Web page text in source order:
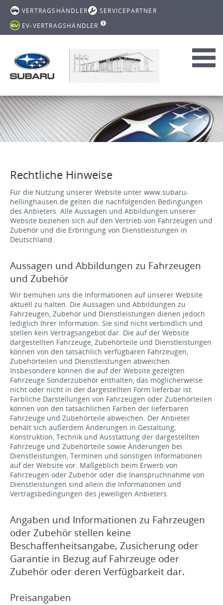
VERTRAGSHÄNDLER
SERVICEPARTNER
EV-VERTRAGSHÄNDLER
Rechtliche Hinweise
Für die Nutzung unserer Website unter www.subaru-
hellinghausen.de gelten die nachfolgenden Bedingungen
des Anbieters. Alle Aussagen und Abbildungen unserer
Website beziehen sich auf den Vertrieb von Fahrzeugen und
Zubehör und die Erbringung von Dienstleistungen in
Deutschland.
Aussagen und Abbildungen zu Fahrzeugen
und Zubehör
Wir bemühen uns die Informationen auf unserer Website
aktuell zu halten. Die Aussagen und Abbildungen zu
Fahrzeugen, Zubehör und Dienstleistungen dienen jedoch
lediglich Ihrer Information. Sie sind nicht verbindlich und
stellen kein Vertragsangebot dar. Die auf der Website
dargestellten Fahrzeuge, Zubehörteile und Dienstleistungen
können von den tatsächlich verfügbaren Fahrzeugen,
Zubehörteilen und Dienstleistungen abweichen.
Insbesondere können die auf der Website gezeigten
Fahrzeuge Sonderzubehör enthalten, das möglicherweise
nicht oder nicht in der dargestellten Form lieferbar ist.
Farbliche Darstellungen von Fahrzeugen oder Zubehörteilen
können von den tatsächlichen Farben der lieferbaren
Fahrzeuge und Zubehörteile abweichen. Der Anbieter
behält sich außerdem Änderungen in Gestaltung,
Konstruktion, Technik und Ausstattung der dargestellten
Fahrzeuge und Zubehörteile sowie Änderungen bei
Dienstleistungen, Terminen und sonstigen Informationen
auf der Website vor. Maßgeblich beim Erwerb von
Fahrzeugen oder Zubehör oder die Inanspruchnahme von
Dienstleistungen sind allein die Informationen und
Vertragsbedingungen des jeweiligen Anbieters.
Angaben und Informationen zu Fahrzeugen
oder Zubehör stellen keine
Beschaffenheitsangabe, Zusicherung oder
Garantie in Bezug auf Fahrzeuge oder
Zubehör oder deren Verfügbarkeit dar.
Preisangaben